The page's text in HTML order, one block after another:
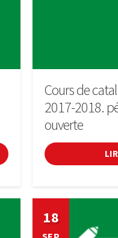
Cours de
2017-2018.
ouverte
18